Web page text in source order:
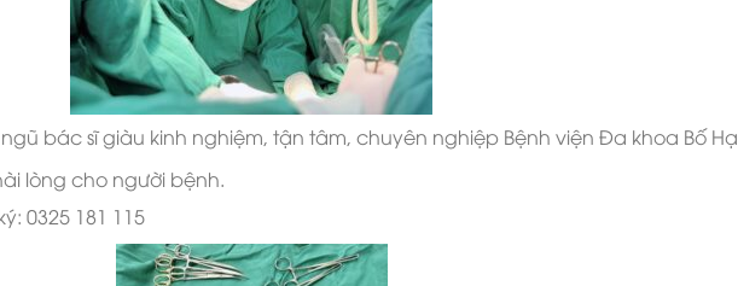
bác sĩ giàu kinh nghiệm, tận tâm, chuyên nghiệp Bệnh viện Đa khoa Bố Hạ
lòng cho người bệnh.
0325 181 115